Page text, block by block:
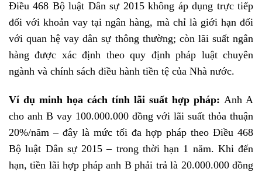
Điều 468 Bộ luật Dân sự 2015 không áp dụng trực tiếp
đối với khoản vay tại ngân hàng, mà chỉ là giới hạn đối
với quan hệ vay dân sự thông thường; còn lãi suất ngân
hàng được xác định theo quy định pháp luật chuyên
ngành và chính sách điều hành tiền tệ của Nhà nước.
Ví dụ minh họa cách tính lãi suất hợp pháp: Anh A
cho anh B vay 100.000.000 đồng với lãi suất thỏa thuận
20%/năm – đây là mức tối đa hợp pháp theo Điều 468
Bộ luật Dân sự 2015 – trong thời hạn 1 năm. Khi đến
hạn, tiền lãi hợp pháp anh B phải trả là 20.000.000 đồng